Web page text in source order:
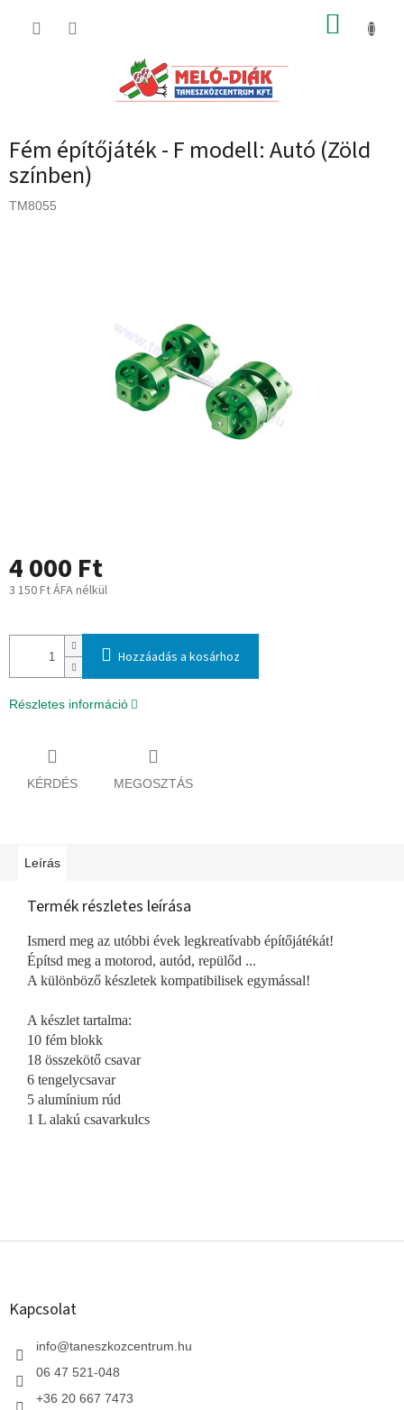
KOSÁR
Fém építőjáték - F modell: Autó (Zöld
színben)
TM8055
4 000 Ft
3 150 Ft ÁFA nélkül
Hozzáadás a kosárhoz
Részletes információ
KÉRDÉS MEGOSZTÁS
Leírás
Termék részletes leírása
Ismerd meg az utóbbi évek legkreatívabb építőjátékát!
Építsd meg a motorod, autód, repülőd ...
A különböző készletek kompatibilisek egymással!
A készlet tartalma:
10 fém blokk
18 összekötő csavar
6 tengelycsavar
5 alumínium rúd
1 L alakú csavarkulcs
L
Kapcsolat
info@taneszkozcentrum.hu
06 47 521-048
+36 20 667 7473